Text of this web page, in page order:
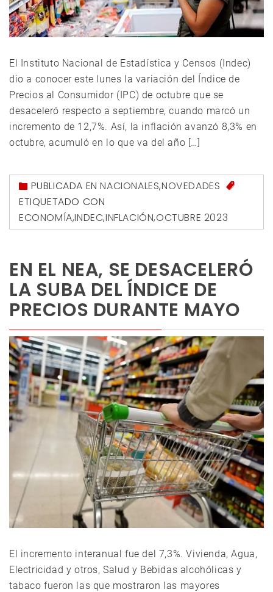
El Instituto Nacional de Estadística y Censos (Indec)
dio a conocer este lunes la variación del Índice de
Precios al Consumidor (IPC) de octubre que se
desaceleró respecto a septiembre, cuando marcó un
incremento de 12,7%. Así, la inflación avanzó 8,3% en
octubre, acumuló en lo que va del año […]
PUBLICADA ENNACIONALES,NOVEDADES
ETIQUETADO CON
ECONOMÍA,INDEC,INFLACIÓN,OCTUBRE 2023
EN EL NEA, SE DESACELERÓ
LA SUBA DEL ÍNDICE DE
PRECIOS DURANTE MAYO
El incremento interanual fue del 7,3%. Vivienda, Agua,
Electricidad y otros, Salud y Bebidas alcohólicas y
tabaco fueron las que mostraron las mayores